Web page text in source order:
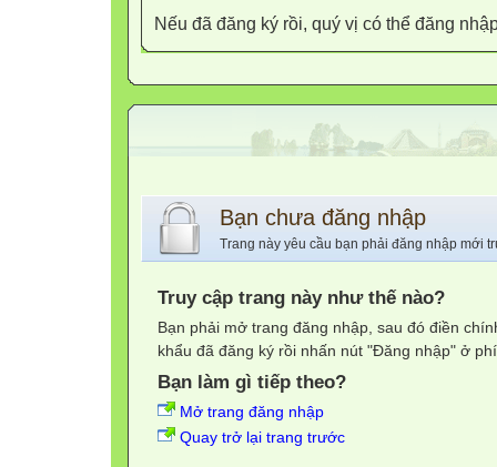
Nếu đã đăng ký rồi, quý vị có thể đăng
Bạn chưa đăng nhập
Trang này yêu cầu bạn phải đăng nhập mới
Truy cập trang này như thế nào?
Bạn phải mở trang đăng nhập, sau đó điền
khẩu đã đăng ký rồi nhấn nút "Đăng nhập" ở
Bạn làm gì tiếp theo?
Mở trang đăng nhập
Quay trở lại trang trước